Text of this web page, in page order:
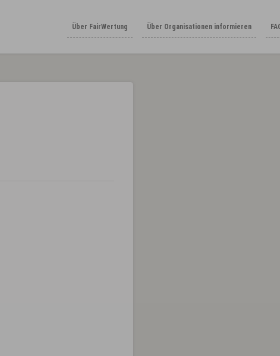
Über FairWertung Über Organisationen informieren